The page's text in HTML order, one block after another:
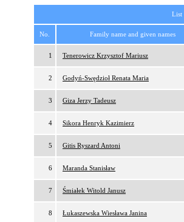
List
No. Family name and given names
1 Tenerowicz Krzysztof Mariusz
2 Godyń-Swędzioł Renata Maria
3 Giza Jerzy Tadeusz
4 Sikora Henryk Kazimierz
5 Gitis Ryszard Antoni
6 Maranda Stanisław
7 Śmiałek Witold Janusz
8 Łukaszewska Wiesława Janina